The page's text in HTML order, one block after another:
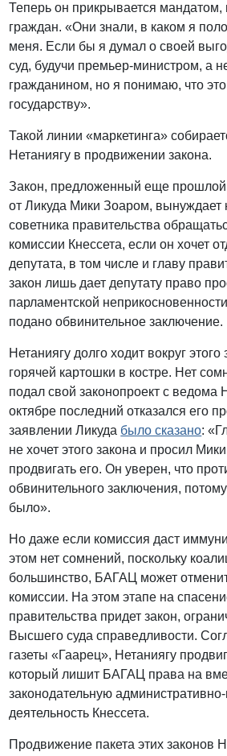
Теперь он прикрывается
граждан. «Они знали, в каком я
меня. Если бы я думал о своей
суд, будучи премьер-министром, а
гражданином, но я понимаю, что
государству».
Такой линии «маркетинга»
Нетаниягу в продвижении закона.
Закон, предложенный еще прошлой
от Ликуда Мики Зоаром, вынуждает
советника правительства
комиссии Кнессета, если он хочет
депутата, в том числе и главу
закон лишь дает депутату право
парламентской
подано обвинительное заключение.
Нетаниягу долго ходит вокруг этого
горячей картошки в костре. Нет
подал свой законопроект с ведома
октябре последний отказался его
заявлении Ликуда было сказано:
не хочет этого закона и просил
продвигать его. Он уверен, что
обвинительного заключения,
было».
Но даже если комиссия даст
этом нет сомнений, поскольку
большинство, БАГАЦ может
комиссии. На этом этапе на
правительства придет закон,
Высшего суда справедливости.
газеты «Гаарец», Нетаниягу
который лишит БАГАЦ права на
законодательную
деятельность Кнессета.
Продвижение пакета этих законов